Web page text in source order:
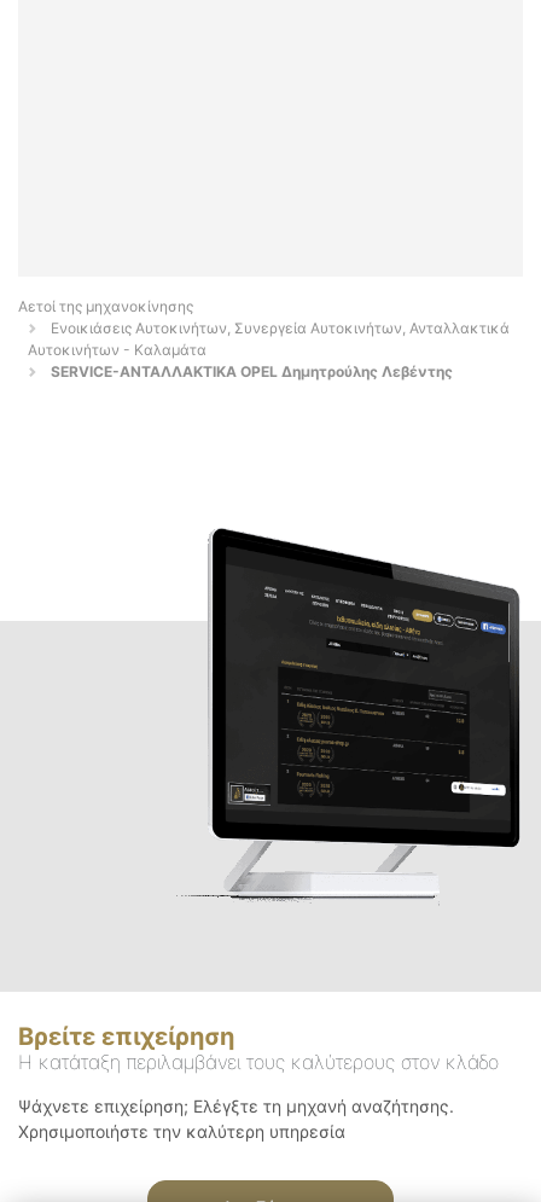
Αετοί της μηχανοκίνησης
Ενοικιάσεις Αυτοκινήτων, Συνεργεία Αυτοκινήτων, Ανταλλακτικά
Αυτοκινήτων - Καλαμάτα
SERVICE-ΑΝΤΑΛΛΑΚΤΙΚΑ OPEL Δημητρούλης Λεβέντης
Βρείτε επιχείρηση
Η κατάταξη περιλαμβάνει τους καλύτερους στον κλάδο
Ψάχνετε επιχείρηση; Ελέγξτε τη μηχανή αναζήτησης.
Χρησιμοποιήστε την καλύτερη υπηρεσία